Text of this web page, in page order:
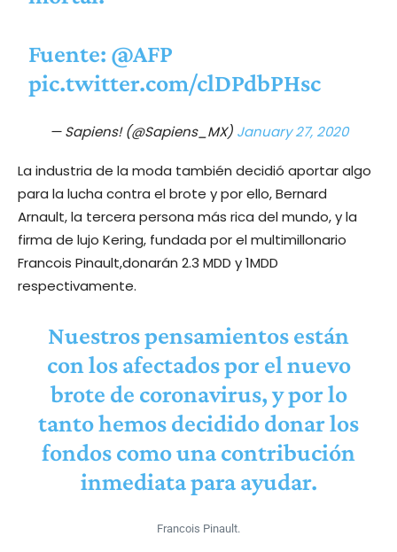
Fuente: @AFP
pic.twitter.com/clDPdbPHsc
— Sapiens! (@Sapiens_MX) January 27, 2020
La industria de la moda también decidió aportar algo
para la lucha contra el brote y por ello, Bernard
Arnault, la tercera persona más rica del mundo, y la
firma de lujo Kering, fundada por el multimillonario
Francois Pinault,donarán 2.3 MDD y 1MDD
respectivamente.
Nuestros pensamientos están
con los afectados por el nuevo
brote de coronavirus, y por lo
tanto hemos decidido donar los
fondos como una contribución
inmediata para ayudar.
Francois Pinault.